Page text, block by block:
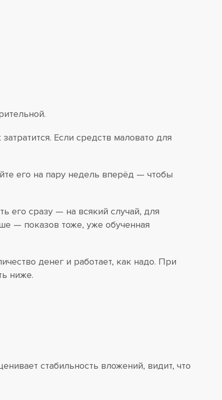
Если средств маловато для
его на пару недель вперёд — чтобы
его сразу — на всякий случай, для
— показов тоже, уже обученная
денег и работает, как надо. При
ниже.
стабильность вложений, видит, что